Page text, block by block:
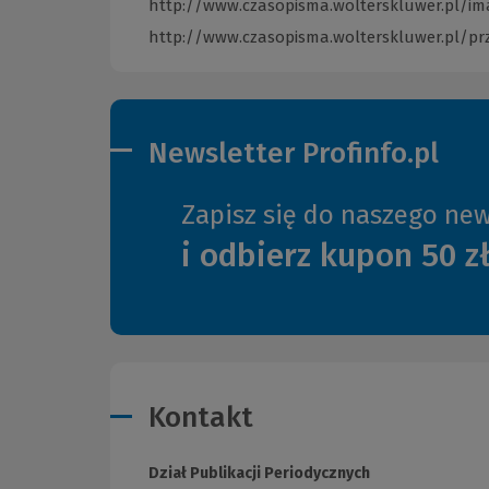
http://www.czasopisma.wolterskluwer.pl/
http://www.czasopisma.wolterskluwer.pl/
Newsletter Profinfo.pl
Zapisz się do naszego
i odbierz kupon 50
Kontakt
Dział Publikacji Periodycznych